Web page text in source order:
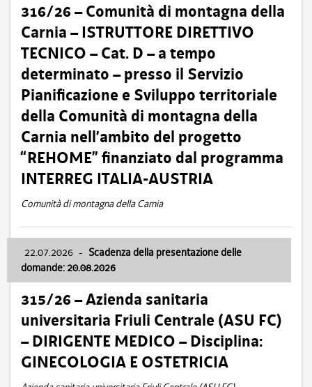
316/26 – Comunità di montagna della
Carnia – ISTRUTTORE DIRETTIVO
TECNICO – Cat. D – a tempo
determinato – presso il Servizio
Pianificazione e Sviluppo territoriale
della Comunità di montagna della
Carnia nell’ambito del progetto
“REHOME” finanziato dal programma
INTERREG ITALIA-AUSTRIA
Comunità di montagna della Carnia
22.07.2026 - Scadenza della presentazione delle
domande: 20.08.2026
315/26 – Azienda sanitaria
universitaria Friuli Centrale (ASU FC)
– DIRIGENTE MEDICO – Disciplina:
GINECOLOGIA E OSTETRICIA